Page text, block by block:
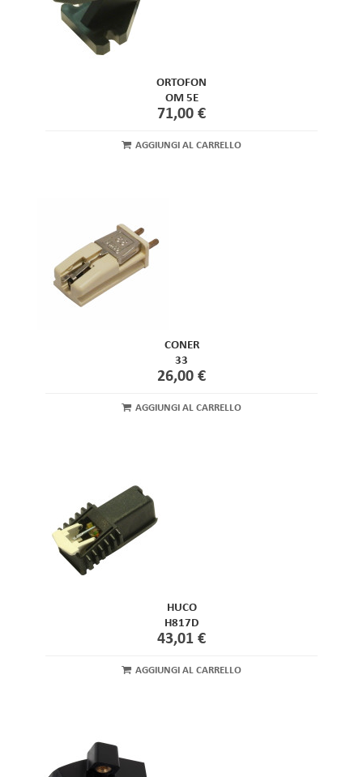
ORTOFON
OM 5E
71,00 €
AGGIUNGI AL CARRELLO
CONER
33
26,00 €
AGGIUNGI AL CARRELLO
HUCO
H817D
43,01 €
AGGIUNGI AL CARRELLO